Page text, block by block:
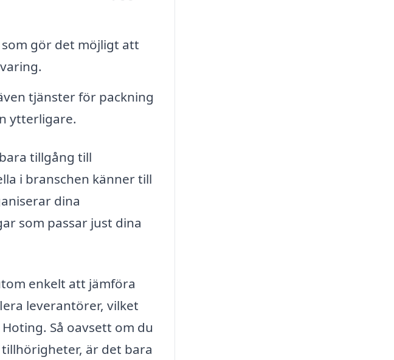
gör det möjligt att
tjänster för packning
ytterligare.
tillgång till
i branschen känner till
dina
som passar just dina
enkelt att jämföra
leverantörer, vilket
Så oavsett om du
är det bara